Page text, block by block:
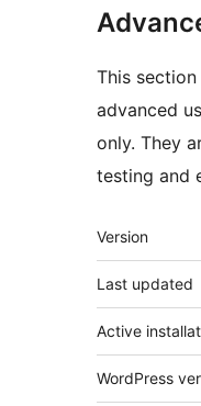
This
advanced
only. They
testing and
Meta
Version
Last updated
Active
WordPress